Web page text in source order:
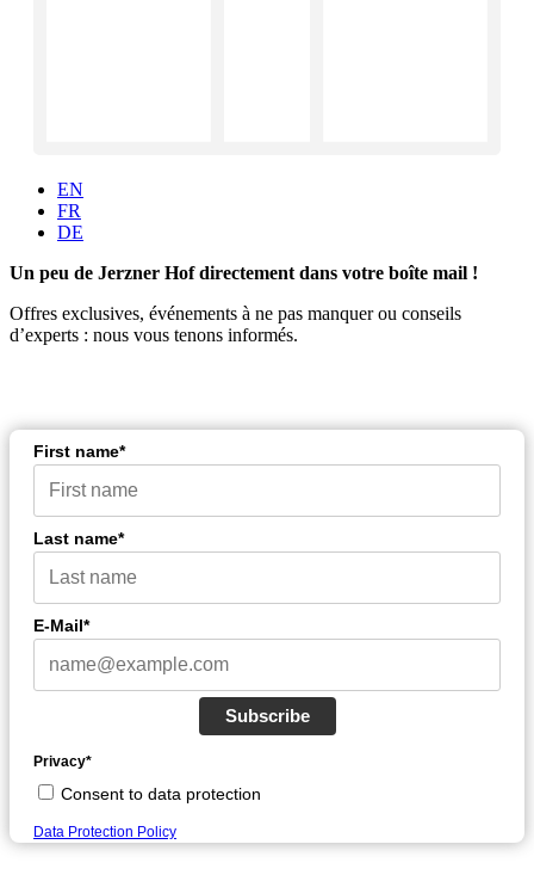
EN
FR
DE
Un peu de Jerzner Hof directement dans votre boîte mail !
Offres exclusives, événements à ne pas manquer ou conseils
d’experts : nous vous tenons informés.
First name*
Last name*
E-Mail*
Subscribe
Privacy*
Consent to data protection
Data Protection Policy